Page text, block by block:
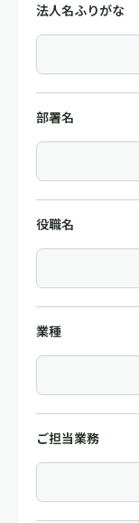
法人名ふりがな
部署名
役職名
業種
ご担当業務